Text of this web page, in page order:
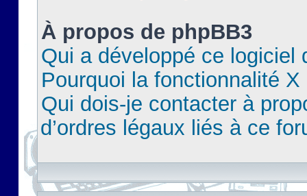
À propos de phpBB3
Qui a développé ce logiciel
Pourquoi la fonctionnalité X
Qui dois-je contacter à
d’ordres légaux liés à ce